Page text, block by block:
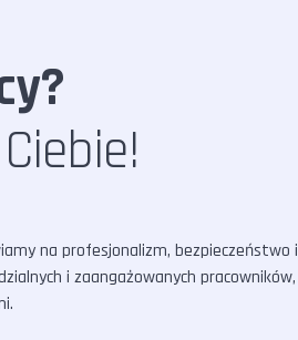
na profesjonalizm, bezpieczeństwo i
i zaangażowanych pracowników,